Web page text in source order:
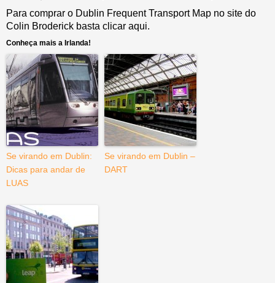
Para comprar o Dublin Frequent Transport Map no site do
Colin Broderick basta clicar aqui.
Conheça mais a Irlanda!
Se virando em Dublin:
Dicas para andar de
LUAS
Se virando em Dublin –
DART